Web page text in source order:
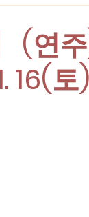
(연
16(토)